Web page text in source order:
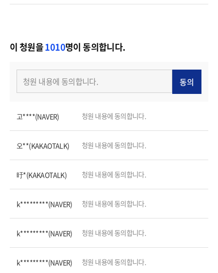
이 청원을1010명이 동의합니다.
동의
고****(NAVER) 청원 내용에 동의합니다.
오**(KAKAOTALK) 청원 내용에 동의합니다.
旴*(KAKAOTALK) 청원 내용에 동의합니다.
k*********(NAVER) 청원 내용에 동의합니다.
k*********(NAVER) 청원 내용에 동의합니다.
k*********(NAVER) 청원 내용에 동의합니다.